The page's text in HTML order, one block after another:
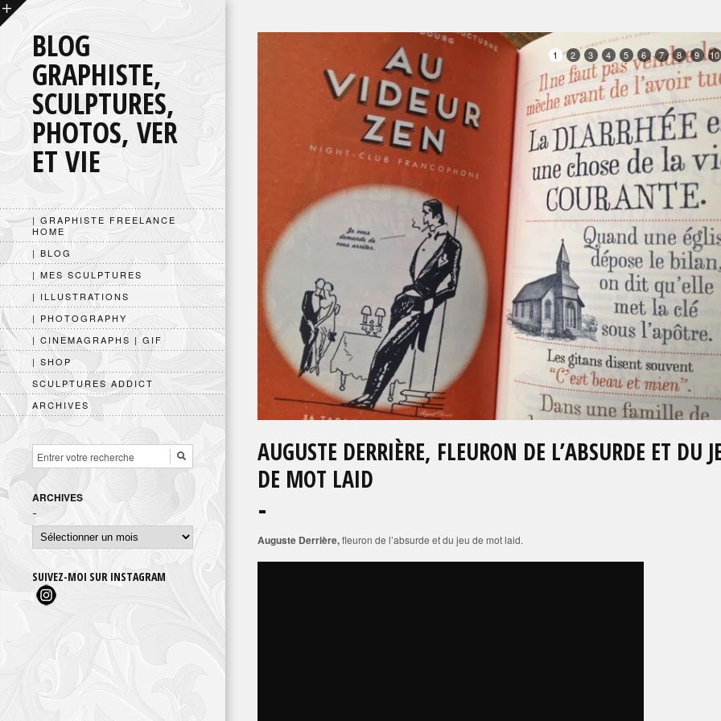
BLOG
GRAPHISTE,
SCULPTURES,
PHOTOS, VER
ET VIE
| GRAPHISTE FREELANCE
HOME
| BLOG
| MES SCULPTURES
| ILLUSTRATIONS
| PHOTOGRAPHY
| CINEMAGRAPHS | GIF
| SHOP
SCULPTURES ADDICT
ARCHIVES
ARCHIVES
Archives
SUIVEZ-MOI SUR INSTAGRAM
1 2 3 4 5 6 7 8 9 10
AUGUSTE DERRIÈRE, FLEURON DE L’ABSURDE ET DU
DE MOT LAID
Auguste Derrière,fleuron de l’absurde et du jeu de mot laid.